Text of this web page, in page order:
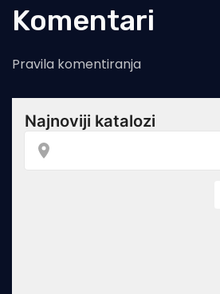
Komentari
Pravila komentiranja